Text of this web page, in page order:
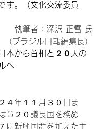
す。（文化交流委員
執筆者：深沢 正雪 氏
（ブラジル日報編集長）
本から首相と２０人の
へ
４年１１月３０日ま
Ｇ２０議長国を務め
に新興国群を加えた主